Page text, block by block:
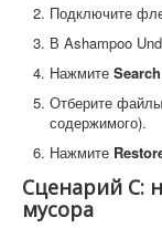
Подключите
В Ashampoo
Нажмите Search
Отберите
содержимого).
Нажмите
Сценарий C:
мусора